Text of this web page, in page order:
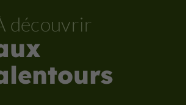
découvrir